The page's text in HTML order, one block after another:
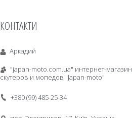
КОНТАКТИ
Аркадий
"japan-moto.com.ua" интернет-магазин
скутеров и мопедов "Japan-moto"
+380 (99) 485-25-34